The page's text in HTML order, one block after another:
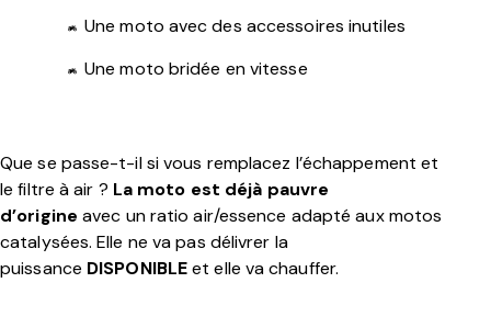
Une moto avec des accessoires inutiles
Une moto bridée en vitesse
Que se passe-t-il si vous remplacez l’échappement et
le filtre à air ? La moto est déjà pauvre
d’origine avec un ratio air/essence adapté aux motos
catalysées. Elle ne va pas délivrer la
puissance DISPONIBLEet elle va chauffer.